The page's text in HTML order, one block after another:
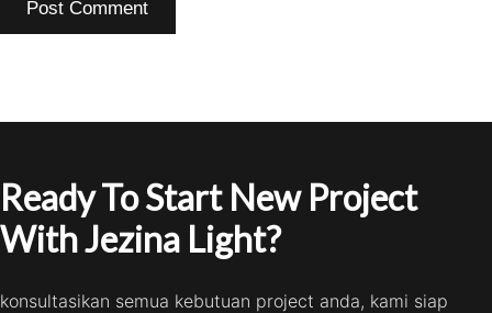
Ready To Start New Project
With Jezina Light?
konsultasikan semua kebutuan project anda, kami siap